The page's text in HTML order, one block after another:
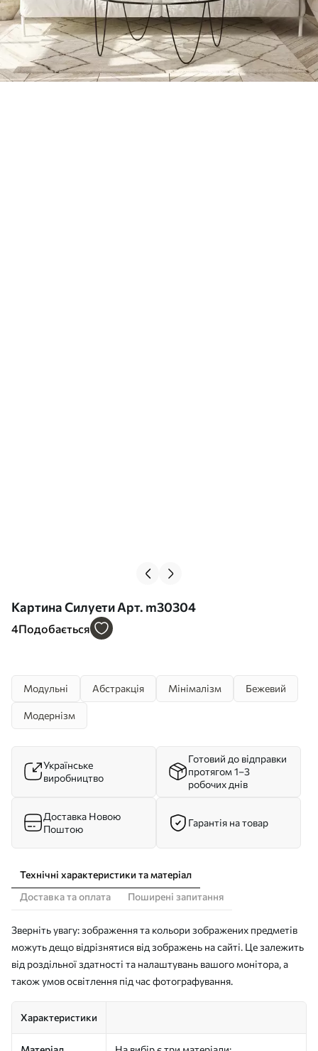
Картина Силуети Арт. m30304
4Подобається
Модульні Абстракція Мінімалізм Бежевий
Модернізм
Українське
виробництво
Готовий до відправки
протягом 1–3
робочих днів
Доставка Новою
Поштою
Гарантія на товар
Технічні характеристики та матеріал
Доставка та оплата
Поширені запитання
Зверніть увагу: зображення та кольори зображених предметів
можуть дещо відрізнятися від зображень на сайті. Це залежить
від роздільної здатності та налаштувань вашого монітора, а
також умов освітлення під час фотографування.
Характеристики